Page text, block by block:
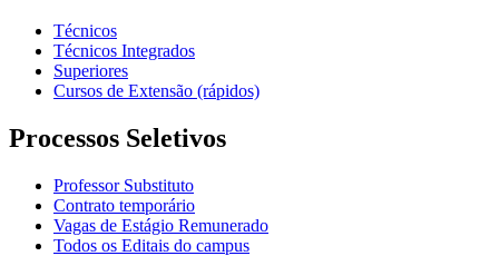
Técnicos
Técnicos Integrados
Superiores
Cursos de Extensão (rápidos)
Processos Seletivos
Professor Substituto
Contrato temporário
Vagas de Estágio Remunerado
Todos os Editais do campus